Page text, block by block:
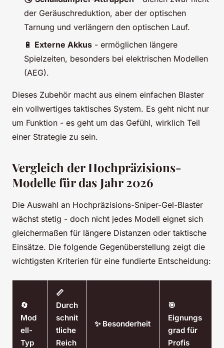
der Geräuschreduktion, aber der optischen
Tarnung und verlängern den optischen Lauf.
🔋 Externe Akkus - ermöglichen längere
Spielzeiten, besonders bei elektrischen Modellen
(AEG).
Dieses Zubehör macht aus einem einfachen Blaster
ein vollwertiges taktisches System. Es geht nicht nur
um Funktion - es geht um das Gefühl, wirklich Teil
einer Strategie zu sein.
Vergleich der Hochpräzisions-
Modelle für das Jahr 2026
Die Auswahl an Hochpräzisions-Sniper-Gel-Blaster
wächst stetig - doch nicht jedes Modell eignet sich
gleichermaßen für längere Distanzen oder taktische
Einsätze. Die folgende Gegenüberstellung zeigt die
wichtigsten Kriterien für eine fundierte Entscheidung:
🔄
Mod
ell-
Typ
📏
Durch
schnit
tliche
Reich
✨ Besonderheit
🎯
Eignungs
grad für
Profis